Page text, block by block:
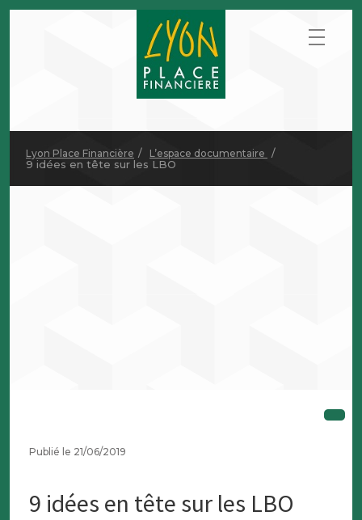
Lyon Place Financière L’espace documentaire
9 idées en tête sur les LBO
Publié le 21/06/2019
9 idées en tête sur les LBO